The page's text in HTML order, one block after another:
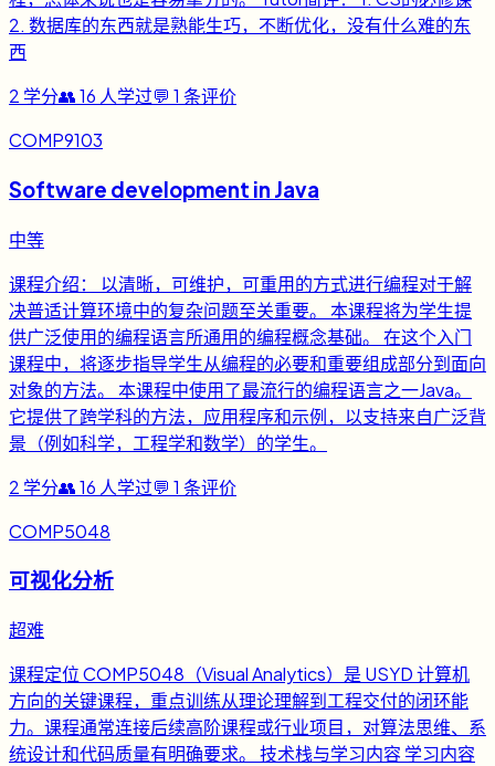
2. 数据库的东西就是熟能生巧，不断优化，没有什么难的东
西
2 学分👥16 人学过💬 1 条评价
COMP9103
Software development in Java
中等
课程介绍： 以清晰，可维护，可重用的方式进行编程对于解
决普适计算环境中的复杂问题至关重要。 本课程将为学生提
供广泛使用的编程语言所通用的编程概念基础。 在这个入门
课程中，将逐步指导学生从编程的必要和重要组成部分到面向
对象的方法。 本课程中使用了最流行的编程语言之一Java。
它提供了跨学科的方法，应用程序和示例，以支持来自广泛背
景（例如科学，工程学和数学）的学生。
2 学分👥16 人学过💬 1 条评价
COMP5048
可视化分析
超难
课程定位 COMP5048（Visual Analytics）是 USYD 计算机
方向的关键课程，重点训练从理论理解到工程交付的闭环能
力。课程通常连接后续高阶课程或行业项目，对算法思维、系
统设计和代码质量有明确要求。 技术栈与学习内容 学习内容